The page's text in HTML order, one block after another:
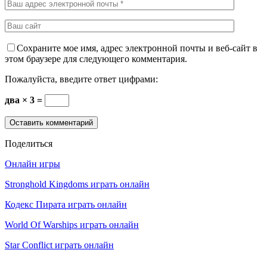
Сохраните мое имя, адрес электронной почты и веб-сайт в
этом браузере для следующего комментария.
Пожалуйста, введите ответ цифрами:
два × 3 =
Поделиться
Онлайн игры
Stronghold Kingdoms играть онлайн
Кодекс Пирата играть онлайн
World Of Warships играть онлайн
Star Conflict играть онлайн